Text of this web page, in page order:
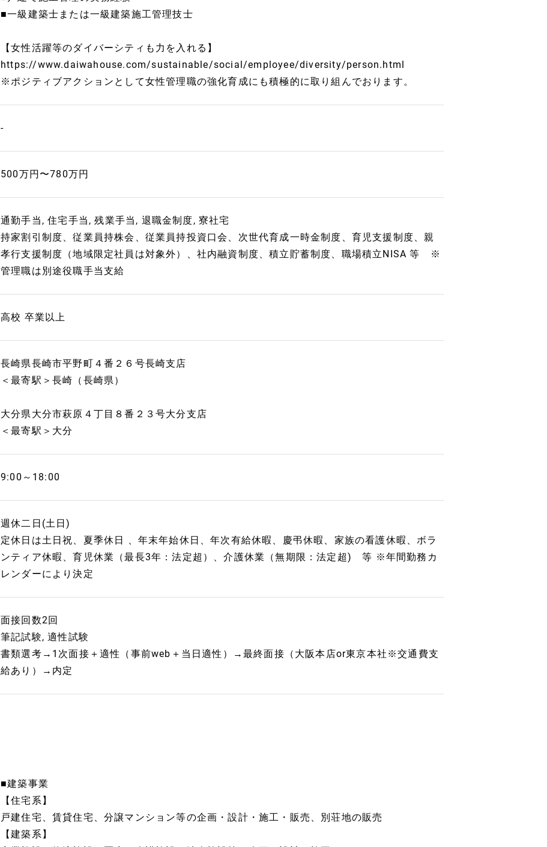
■一級建築士または一級建築施工管理技士
【女性活躍等のダイバーシティも力を入れる】
https://www.daiwahouse.com/sustainable/social/employee/diversity/person.html
※ポジティブアクションとして女性管理職の強化育成にも積極的に取り組んでおります。
-
500万円〜780万円
通勤手当, 住宅手当, 残業手当, 退職金制度, 寮社宅
持家割引制度、従業員持株会、従業員持投資口会、次世代育成一時金制度、育児支援制度、親
孝行支援制度（地域限定社員は対象外）、社内融資制度、積立貯蓄制度、職場積立NISA 等 ※
管理職は別途役職手当支給
高校 卒業以上
長崎県長崎市平野町４番２６号長崎支店
＜最寄駅＞長崎（長崎県）
大分県大分市萩原４丁目８番２３号大分支店
＜最寄駅＞大分
9:00～18:00
週休二日(土日)
定休日は土日祝、夏季休日 、年末年始休日、年次有給休暇、慶弔休暇、家族の看護休暇、ボラ
ンティア休暇、育児休業（最長3年：法定超）、介護休業（無期限：法定超) 等 ※年間勤務カ
レンダーにより決定
面接回数2回
筆記試験, 適性試験
書類選考→1次面接＋適性（事前web＋当日適性）→最終面接（大阪本店or東京本社※交通費支
給あり）→内定
■建築事業
【住宅系】
戸建住宅、賃貸住宅、分譲マンション等の企画・設計・施工・販売、別荘地の販売
【建築系】